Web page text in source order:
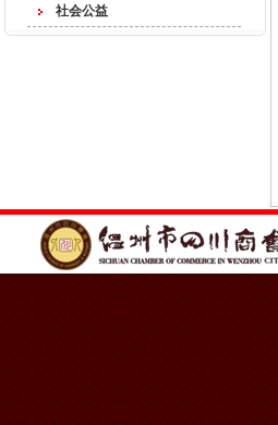
社会公益